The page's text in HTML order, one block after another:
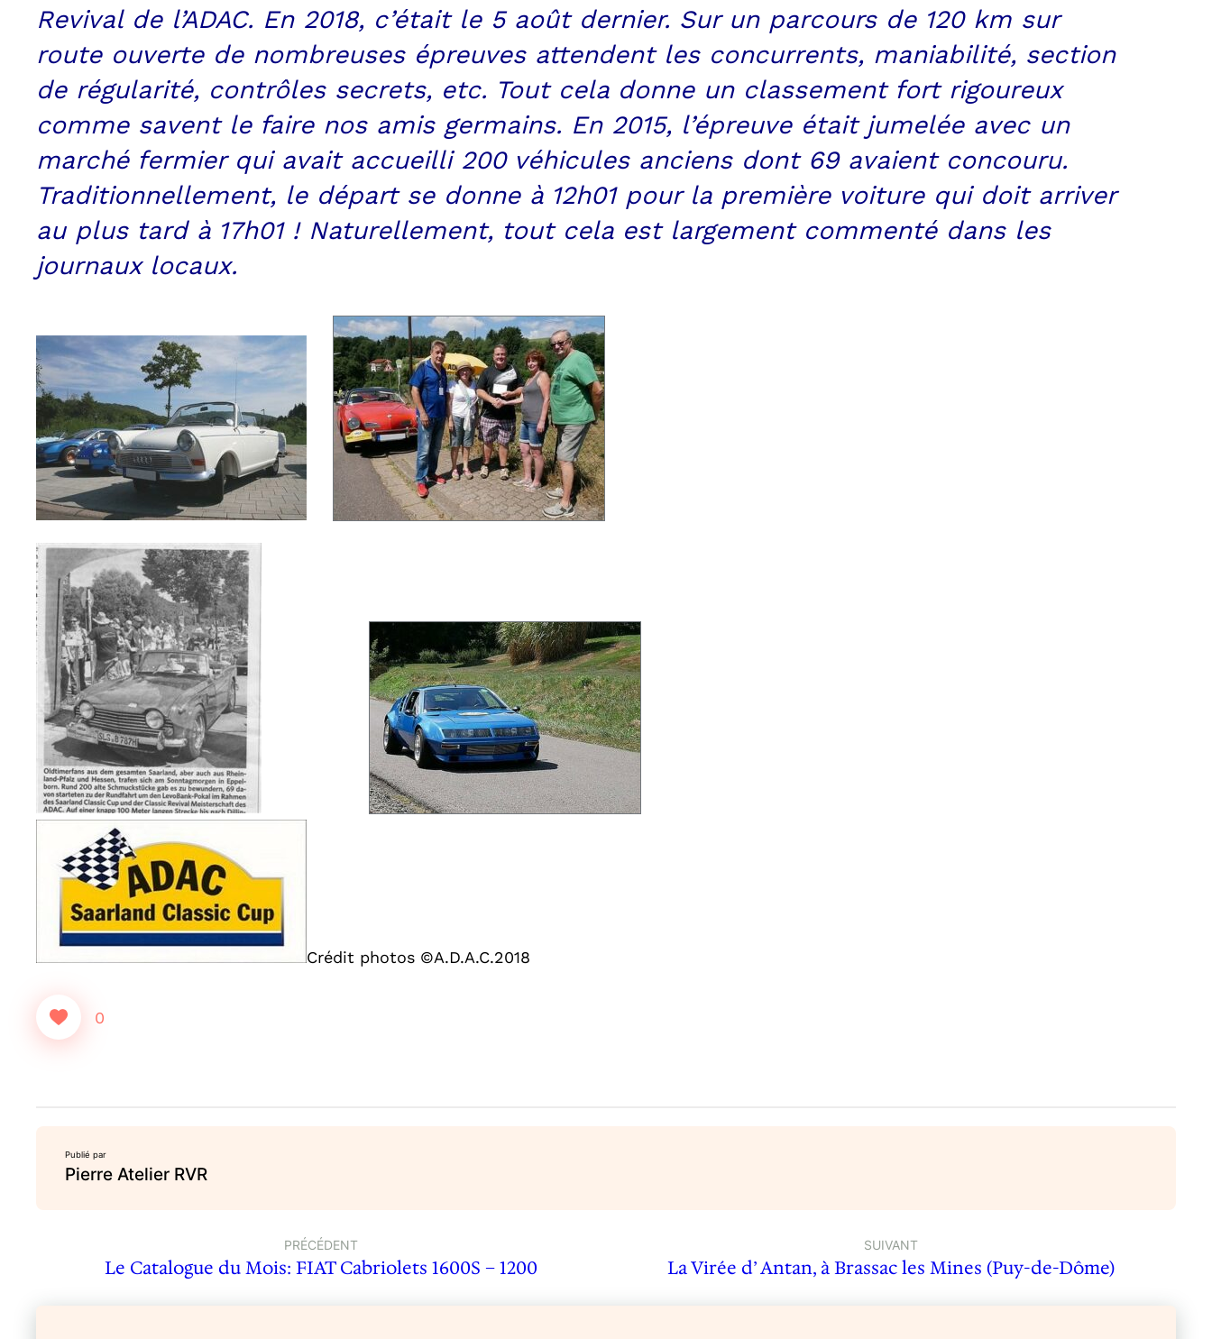
Revival de l’ADAC. En 2018, c’était le 5 août dernier. Sur un parcours de 120 km sur
route ouverte de nombreuses épreuves attendent les concurrents, maniabilité, section
de régularité, contrôles secrets, etc. Tout cela donne un classement fort rigoureux
comme savent le faire nos amis germains. En 2015, l’épreuve était jumelée avec un
marché fermier qui avait accueilli 200 véhicules anciens dont 69 avaient concouru.
Traditionnellement, le départ se donne à 12h01 pour la première voiture qui doit arriver
au plus tard à 17h01 ! Naturellement, tout cela est largement commenté dans les
journaux locaux.
Crédit photos ©A.D.A.C.2018
0
Publié par
Pierre Atelier RVR
PRÉCÉDENT
Le Catalogue du Mois: FIAT Cabriolets 1600S – 1200
SUIVANT
La Virée d’ Antan, à Brassac les Mines (Puy-de-Dôme)